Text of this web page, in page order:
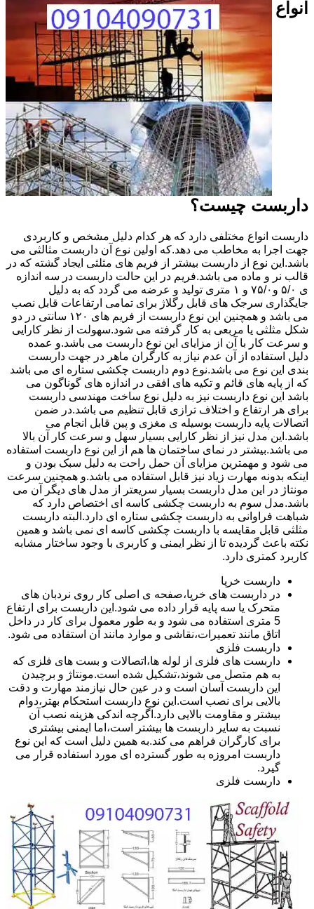
انواع
داربست چیست؟
داربست انواع مختلفی دارد که هر کدام دلیل مشخص و کاربردی
جهت اجرا به مخاطب می دهد.که اولین نوع آن داربست مثالثی می
باشد.این نوع از داربست بیشتر از فریم های مثلثی ایجاد گشته که در
قالب نر و ماده می باشد.فریم در این حالت داربست در سه اندازه
ی ۵/۰ و۷۵/۰ و ۱ متری تولید و عرضه می گردد که به دلیل
جایگذاری سرجک های قابل رگلاژ برای تمامی ارتفاعات قابل نصب
می باشد و همچنین این نوع داربست از فریم های ۱۲۰ سانتی در دو
شکل مثلثی یا مربعی به کار گرفته می شود.سهولت از نظر کارایی
و سرعت کار با آن از مزایای این نوع داربست می باشد.و عمده
دلیل استفاده از آن عدم نیاز به کارگران ماهر در جهت داربست
بندی این نوع می باشد.نوع دوم داربست چکشی ستاره ای می باشد
که از پایه های قائم و تکیه های افقی در اندازه های گوناگون می
باشد این نوع داربست نیز به دلیل نوع ساخت مهندسی داربست
برای هر ارتفاع و اختلاف ترازی قابل تنظیم می باشد.در ضمن
اتصالات پایه داربست بوسیله ی مغزی و پین قابل انجام می
باشد.این مدل نیز از نظر کارایی بسیار سهل و سرعت کار آن بالا
می باشد.بیشتر در نمای ساختمان ها هم از این نوع داربست استفاده
می شود و مهمترین مزایای آن حمل راحت به دلیل سبک بودن و
اینکه بدونه مهارت زیاد نیز قابل استفاده می باشد.و همچنین سرعت
مونتاژ در این مدل داربست بسیار سریعتر از مدل های دیگر آن می
باشد.مدل سوم به داربست چکشی کاسه ای اختصاص دارد که
شباهت فراوانی به داربست چکشی ستاره ای دارد.البته داربست
مثلثی قابل مقایسه با داربست چکشی کاسه ای نمی باشد و همین
نکته باعث گردیده تا از نظر ایمنی و کاربری با وجود ساختار مشابه
کاربرد کمتری دارد.
داربست خرپا
در داربست های خرپا،صفحه ی اصلی کار روی نردبان های
متحرک یا سه پایه قرار داده می شود.این داربست برای ارتفاع
5 متری استفاده می شود و به طور معمول برای کار در داخل
اتاق مانند تعمیرات،نقاشی و موارد مانند آن استفاده می شود.
داربست فلزی
داربست های فلزی از لوله ها،اتصالات و بست های فلزی که
به هم متصل می شوند،تشکیل شده است.مونتاژ و برچیدن
این داربست آسان است و در عین حال نیازمند مهارت و دقت
بالایی برای نصب است.این نوع داربست استحکام بهتر،دوام
بیشتر و مقاومت بالایی دارد.اگرچه اندکی هزینه نصب آن
نسبت به سایر داربست ها بیشتر است،اما ایمنی بیشتری
برای کارگران فراهم می کند.به همین دلیل است که این نوع
داربست امروزه به طور گسترده ای مورد استفاده قرار می
گیرد.
داربست فلزی